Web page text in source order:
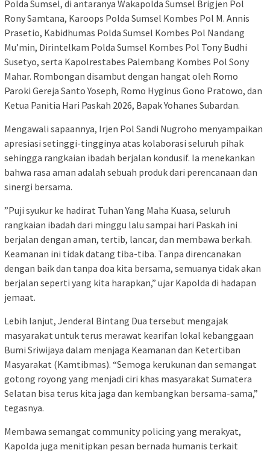
Polda Sumsel, di antaranya Wakapolda Sumsel Brigjen Pol
Rony Samtana, Karoops Polda Sumsel Kombes Pol M. Annis
Prasetio, Kabidhumas Polda Sumsel Kombes Pol Nandang
Mu’min, Dirintelkam Polda Sumsel Kombes Pol Tony Budhi
Susetyo, serta Kapolrestabes Palembang Kombes Pol Sony
Mahar. Rombongan disambut dengan hangat oleh Romo
Paroki Gereja Santo Yoseph, Romo Hyginus Gono Pratowo, dan
Ketua Panitia Hari Paskah 2026, Bapak Yohanes Subardan.
​Mengawali sapaannya, Irjen Pol Sandi Nugroho menyampaikan
apresiasi setinggi-tingginya atas kolaborasi seluruh pihak
sehingga rangkaian ibadah berjalan kondusif. Ia menekankan
bahwa rasa aman adalah sebuah produk dari perencanaan dan
sinergi bersama.
​”Puji syukur ke hadirat Tuhan Yang Maha Kuasa, seluruh
rangkaian ibadah dari minggu lalu sampai hari Paskah ini
berjalan dengan aman, tertib, lancar, dan membawa berkah.
Keamanan ini tidak datang tiba-tiba. Tanpa direncanakan
dengan baik dan tanpa doa kita bersama, semuanya tidak akan
berjalan seperti yang kita harapkan,” ujar Kapolda di hadapan
jemaat.
​Lebih lanjut, Jenderal Bintang Dua tersebut mengajak
masyarakat untuk terus merawat kearifan lokal kebanggaan
Bumi Sriwijaya dalam menjaga Keamanan dan Ketertiban
Masyarakat (Kamtibmas). “Semoga kerukunan dan semangat
gotong royong yang menjadi ciri khas masyarakat Sumatera
Selatan bisa terus kita jaga dan kembangkan bersama-sama,”
tegasnya.
​Membawa semangat community policing yang merakyat,
Kapolda juga menitipkan pesan bernada humanis terkait